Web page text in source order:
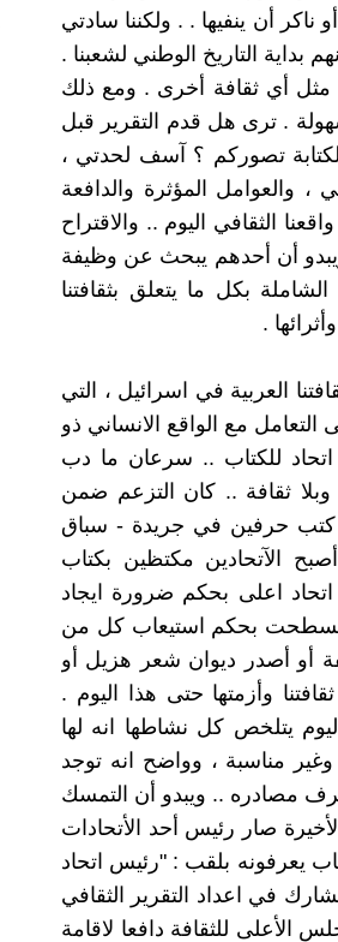
ناكر أن ينفيها . . ولكننا سادتي
بداية التاريخ الوطني لشعبنا .
مثل أي ثقافة أخرى . ومع ذلك
. ترى هل قدم التقرير قبل
لكتابة تصوركم ؟ آسف لحدتي ،
والعوامل المؤثرة والدافعة
الثقافي اليوم .. والاقتراح
أن أحدهم يبحث عن وظيفة
بكل ما يتعلق بثقافتنا
.
العربية في اسرائيل ، التي
التعامل مع الواقع الانساني ذو
اتحاد للكتاب .. سرعان ما دب
وبلا ثقافة .. كان التزعم ضمن
كتب حرفين في جريدة - سباق
الآتحادين مكتظين بكتاب
اتحاد اعلى بحكم ضرورة ايجاد
وتسطحت بحكم استيعاب كل من
أو أصدر ديوان شعر هزيل أو
وأزمتها حتى هذا اليوم .
يتلخص كل نشاطها انه لها
وغير مناسبة ، وواضح انه توجد
مصادره .. ويبدو أن التمسك
صار رئيس أحد الأتحادات
يعرفونه بلقب : "رئيس اتحاد
في اعداد التقرير الثقافي
للثقافة دافعا لاقامة